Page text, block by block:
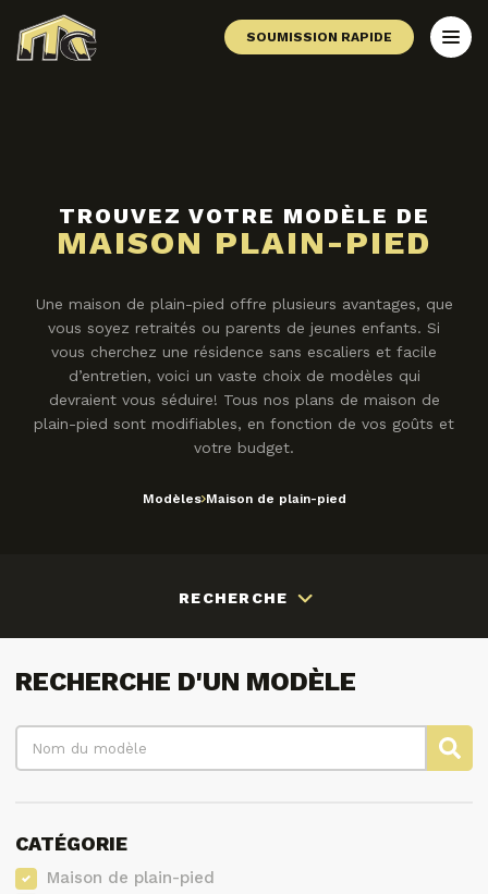
SOUMISSION RAPIDE
TROUVEZ VOTRE MODÈLE DE
MAISON PLAIN-PIED
Une maison de plain-pied offre plusieurs avantages, que
vous soyez retraités ou parents de jeunes enfants. Si
vous cherchez une résidence sans escaliers et facile
d’entretien, voici un vaste choix de modèles qui
devraient vous séduire! Tous nos plans de maison de
plain-pied sont modifiables, en fonction de vos goûts et
votre budget.
Modèles Maison de plain-pied
RECHERCHE
RECHERCHE D'UN MODÈLE
CATÉGORIE
Maison de plain-pied